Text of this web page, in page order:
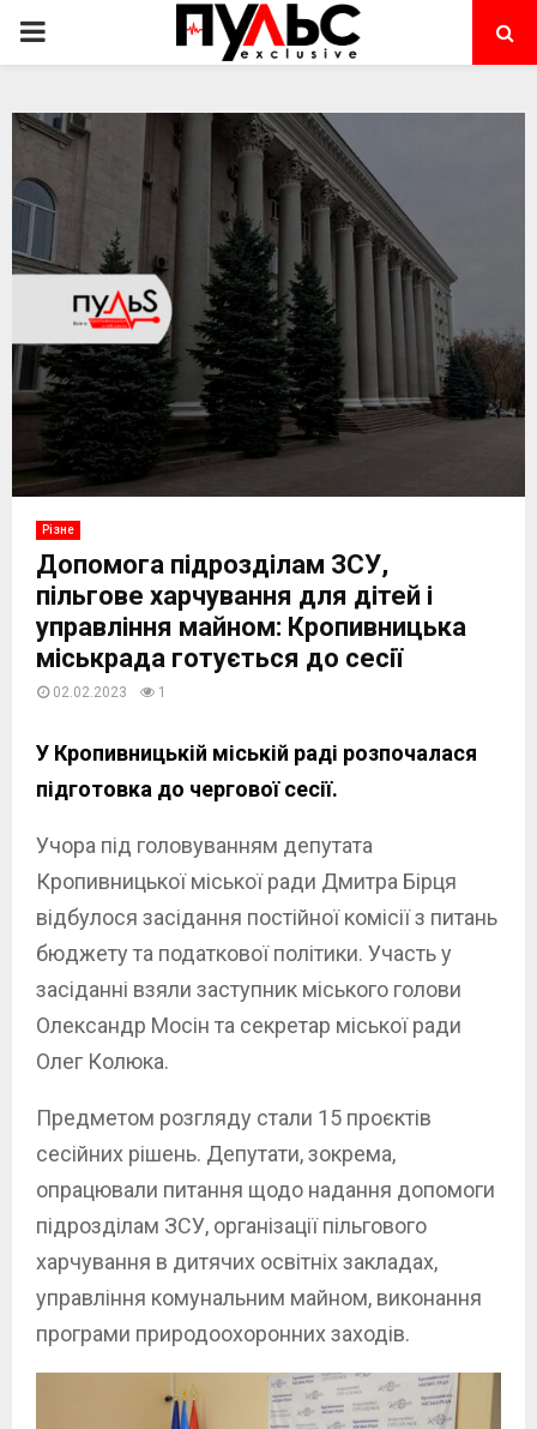
PRIMARY
Різне
Допомога підрозділам ЗСУ,
пільгове харчування для дітей і
управління майном: Кропивницька
міськрада готується до сесії
02.02.2023 1
У Кропивницькій міській раді розпочалася
підготовка до чергової сесії.
Учора під головуванням депутата
Кропивницької міської ради Дмитра Бірця
відбулося засідання постійної комісії з питань
бюджету та податкової політики. Участь у
засіданні взяли заступник міського голови
Олександр Мосін та секретар міської ради
Олег Колюка.
Предметом розгляду стали 15 проєктів
сесійних рішень. Депутати, зокрема,
опрацювали питання щодо надання допомоги
підрозділам ЗСУ, організації пільгового
харчування в дитячих освітніх закладах,
управління комунальним майном, виконання
програми природоохоронних заходів.